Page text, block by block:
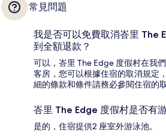
常見問題
我是否可以免費取消峇里 The
到全額退款？
可以，峇里 The Edge 度假村在我
客房，您可以根據住宿的取消規定
細的條款和條件請務必參閱住宿的取
峇里 The Edge 度假村是否有
是的，住宿提供2 座室外游泳池。